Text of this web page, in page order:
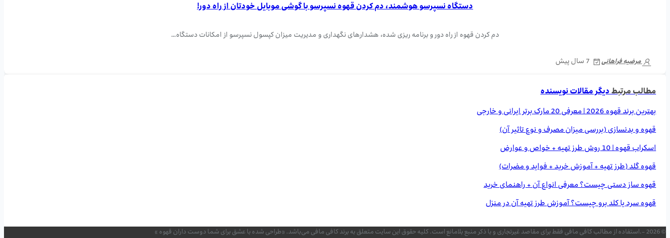
دستگاه نسپرسو هوشمند، دم کردن قهوه نسپرسو با گوشی موبایل خودتان از راه دور!
دم کردن قهوه از راه دور و برنامه ریزی شده، هشدارهای نگهداری و مدیریت میزان کپسول نسپرسو از امکانات دستگاه…
مرضیه فراهانی 7 سال پیش
مطالب مرتبطدیگر مقالات نویسنده
بهترین برند قهوه 2026 | معرفی 20 مارک برتر ایرانی و خارجی
قهوه و بدنسازی (بررسی میزان مصرف و نوع تاثیر آن)
اسکراب قهوه | 10 روش طرز تهیه + خواص و عوارض
قهوه گلد (طرز تهیه + آموزش خرید + فواید و مضرات)
قهوه ساز دستی چیست؟ معرفی انواع آن + راهنمای خرید
قهوه سرد یا کلد برو چیست؟ آموزش طرز تهیه آن در منزل
© 2026 -.استفاده از مطالب کافی مافی فقط برای مقاصد غیرتجاری و با ذکر منبع بلامانع است. کلیه حقوق این سایت متعلق به برند کافی مافی می‌باشد. «طراحی شده با عشق برای شما دوست داران قهوه »